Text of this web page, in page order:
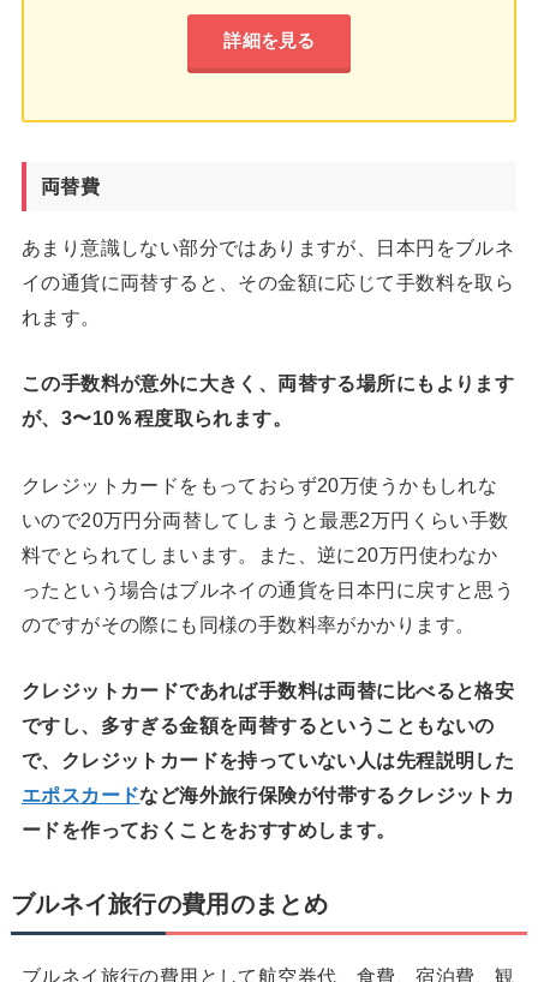
詳細を見る
両替費
あまり意識しない部分ではありますが、日本円をブルネ
イの通貨に両替すると、その金額に応じて手数料を取ら
れます。
この手数料が意外に大きく、両替する場所にもよります
が、3〜10％程度取られます。
クレジットカードをもっておらず20万使うかもしれな
いので20万円分両替してしまうと最悪2万円くらい手数
料でとられてしまいます。また、逆に20万円使わなか
ったという場合はブルネイの通貨を日本円に戻すと思う
のですがその際にも同様の手数料率がかかります。
クレジットカードであれば手数料は両替に比べると格安
ですし、多すぎる金額を両替するということもないの
で、クレジットカードを持っていない人は先程説明した
エポスカードなど海外旅行保険が付帯するクレジットカ
ードを作っておくことをおすすめします。
ブルネイ旅行の費用のまとめ
ブルネイ旅行の費用として航空券代、食費、宿泊費、観